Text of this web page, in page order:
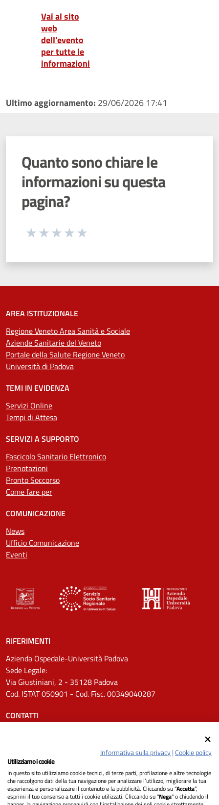
Vai al sito
web
dell'evento
per tutte le
informazioni
Ultimo aggiornamento: 29/06/2026 17:41
Quanto sono chiare le
informazioni su questa
pagina?
Seleziona una valutazione da 1 a 5 stelle
AREA ISTITUZIONALE
Regione Veneto Area Sanità e Sociale
Aziende Sanitarie del Veneto
Portale della Salute Regione Veneto
Università di Padova
TEMI IN EVIDENZA
Servizi Online
Tempi di Attesa
SERVIZI A SUPPORTO
Fascicolo Sanitario Elettronico
Prenotazioni
Pronto Soccorso
Come fare per
COMUNICAZIONE
News
Ufficio Comunicazione
Eventi
RIFERIMENTI
Azienda Ospedale-Università Padova
Sede Legale:
Via Giustiniani, 2 - 35128 Padova
Cod. ISTAT 050901 - Cod. Fisc. 00349040287
CONTATTI
Pec: protocollo.aopd@pecveneto.it
SEGUICI SU
Informativa sulla privacy|Cookie policy
Utilizziamo i cookie
In questo sito utilizziamo cookie tecnici, di terze parti, profilazione e altre tecnologie
che raccolgono dati della tua navigazione per analizzare l’utilizzo, migliorare la tua
esperienza e personalizzare il contenuto e la pubblicità. Cliccando su “Accetta”,
esprimi il tuo consenso a tutti i cookie utilizzati. Cliccando su "Nega" o chiudendo il